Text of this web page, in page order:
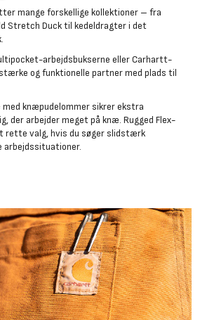
mange forskellige kollektioner – fra
Stretch Duck til kedeldragter i det
arbejdsbukserne eller Carhartt-
og funktionelle partner med plads til
med knæpudelommer sikrer ekstra
der arbejder meget på knæ. Rugged Flex-
rette valg, hvis du søger slidstærk
arbejdssituationer.